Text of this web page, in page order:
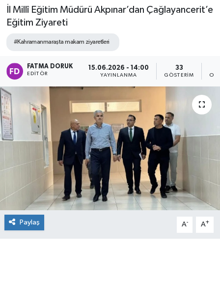
İl Millî Eğitim Müdürü Akpınar’dan Çağlayancerit’e
Eğitim Ziyareti
#Kahramanmaraşta makam ziyaretleri
FATMA DORUK
EDITÖR
15.06.2026 - 14:00
YAYINLANMA
33
GÖSTERIM
Paylaş A- A+